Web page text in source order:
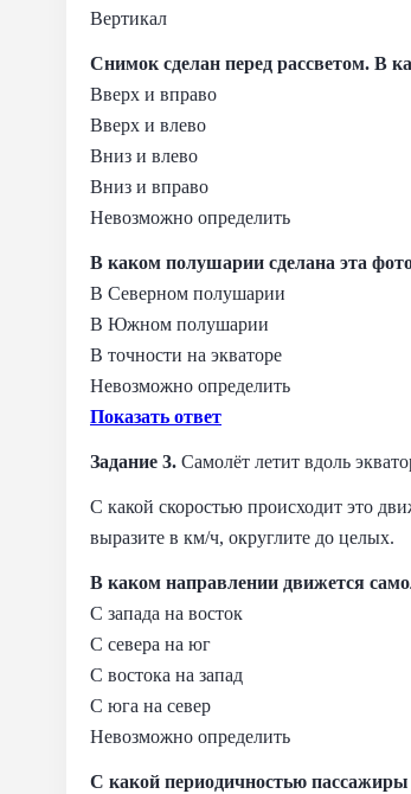
Вертикал
Снимок сделан перед рассветом. В
Вверх и вправо
Вверх и влево
Вниз и влево
Вниз и вправо
Невозможно определить
В каком полушарии сделана эта
В Северном полушарии
В Южном полушарии
В точности на экваторе
Невозможно определить
Показать ответ
Задание 3. Самолёт летит вдоль
С какой скоростью происходит это
выразите в км/ч, округлите до целых.
В каком направлении движется
С запада на восток
С севера на юг
С востока на запад
С юга на север
Невозможно определить
С какой периодичностью